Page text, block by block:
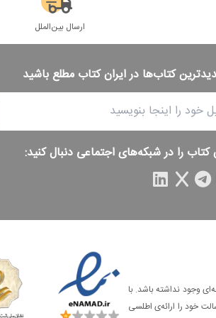
ارسال بین‌الملل
کتاب‌ها در ایران کتاب مطلع باشید
کتاب را در شبکه‌های اجتماعی دنبال کنید:
وجود نداشته باشد. با
خود را ارائه‌ی اطلسی